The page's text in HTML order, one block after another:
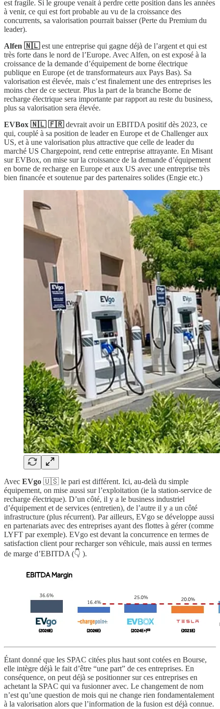
est fragile. Si le groupe venait à perdre cette position dans les années
à venir, ce qui est fort probable au vu de la croissance des
concurrents, sa valorisation pourrait baisser (Perte du Premium du
leader).
Alfen 🇳🇱est une entreprise qui gagne déjà de l’argent et qui est
très forte dans le nord de l’Europe. Avec Alfen, on est exposé à la
croissance de la demande d’équipement de borne électrique
publique en Europe (et de transformateurs aux Pays Bas). Sa
valorisation est élevée, mais c’est finalement une des entreprises les
moins cher de ce secteur. Plus la part de la branche Borne de
recharge électrique sera importante par rapport au reste du business,
plus sa valorisation sera élevée.
EVBox 🇳🇱 🇫🇷devrait avoir un EBITDA positif dès 2023, ce
qui, couplé à sa position de leader en Europe et de Challenger aux
US, et à une valorisation plus attractive que celle de leader du
marché US Chargepoint, rend cette entreprise attrayante. En Misant
sur EVBox, on mise sur la croissance de la demande d’équipement
en borne de recharge en Europe et aux US avec une entreprise très
bien financée et soutenue par des partenaires solides (Engie etc.)
Avec EVgo 🇺🇸 le pari est différent. Ici, au-delà du simple
équipement, on mise aussi sur l’exploitation (ie la station-service de
recharge électrique). D’un côté, il y a le business industriel
d’équipement et de services (entretien), de l’autre il y a un côté
infrastructure (plus récurrent). Par ailleurs, EVgo se développe aussi
en partenariats avec des entreprises ayant des flottes à gérer (comme
LYFT par exemple). EVgo est devant la concurrence en termes de
satisfaction client pour recharger son véhicule, mais aussi en termes
de marge d’EBITDA (👇 ).
Étant donné que les SPAC citées plus haut sont cotées en Bourse,
elle intègre déjà le fait d’être “une part” de ces entreprises. En
conséquence, on peut déjà se positionner sur ces entreprises en
achetant la SPAC qui va fusionner avec. Le changement de nom
n’est qu’une question de mois qui ne change rien fondamentalement
à la valorisation alors que l’information de la fusion est déjà connue.